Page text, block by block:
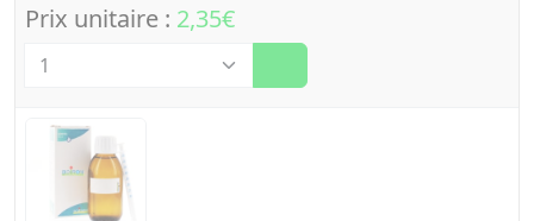
Prix unitaire : 2,35€